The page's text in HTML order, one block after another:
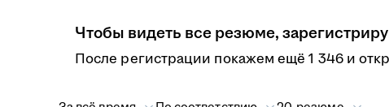
Чтобы видеть все резюме,
После регистрации покажем ещё 1 346 и